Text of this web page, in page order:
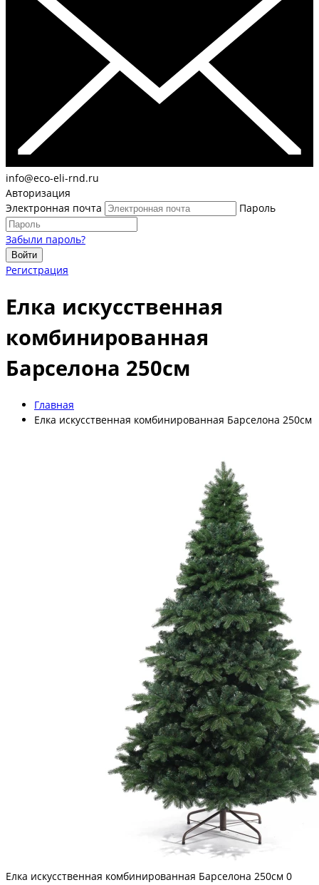
info@eco-eli-rnd.ru
Авторизация
Электронная почта
Пароль
Забыли пароль?
Войти
Регистрация
Елка искусственная
комбинированная
Барселона 250см
Главная
Елка искусственная комбинированная Барселона 250см
Елка искусственная комбинированная Барселона 250см 0